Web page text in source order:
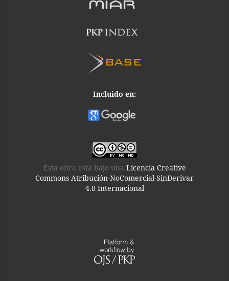
Incluido en:
Esta obra está bajo una Licencia Creative
Commons Atribución-NoComercial-SinDerivar
4.0 Internacional